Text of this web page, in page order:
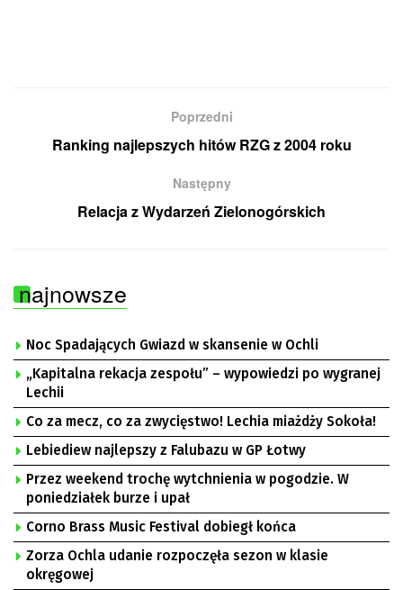
Poprzedni
Ranking najlepszych hitów RZG z 2004 roku
Następny
Relacja z Wydarzeń Zielonogórskich
najnowsze
Noc Spadających Gwiazd w skansenie w Ochli
„Kapitalna rekacja zespołu” – wypowiedzi po wygranej
Lechii
Co za mecz, co za zwycięstwo! Lechia miażdży Sokoła!
Lebiediew najlepszy z Falubazu w GP Łotwy
Przez weekend trochę wytchnienia w pogodzie. W
poniedziałek burze i upał
Corno Brass Music Festival dobiegł końca
Zorza Ochla udanie rozpoczęła sezon w klasie
okręgowej